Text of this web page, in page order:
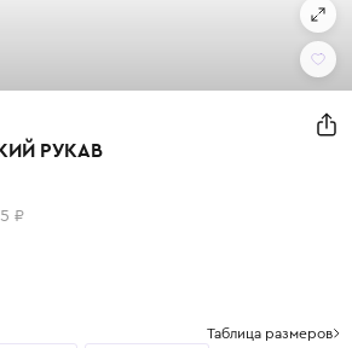
РУКАВ
₽
Таблица размеров